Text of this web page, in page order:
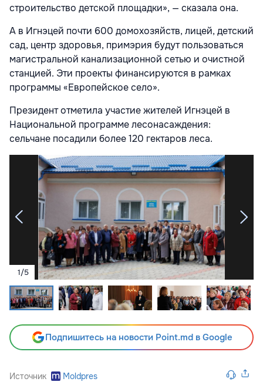
строительство детской площадки», — сказала она.
А в Игнэцей почти 600 домохозяйств, лицей, детский
сад, центр здоровья, примэрия будут пользоваться
магистральной канализационной сетью и очистной
станцией. Эти проекты финансируются в рамках
программы «Европейское село».
Президент отметила участие жителей Игнэцей в
Национальной программе лесонасаждения:
сельчане посадили более 120 гектаров леса.
1/5
Подпишитесь на новости Point.md в Google
Источник Moldpres